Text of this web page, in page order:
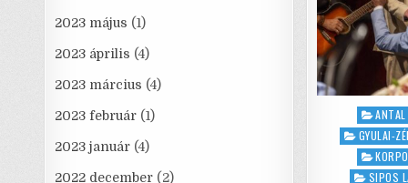
Posted
in
GYULAI-
SIPOS
2023 május (1)
2023 április (4)
2023 március (4)
2023 február (1)
2023 január (4)
2022 december (2)